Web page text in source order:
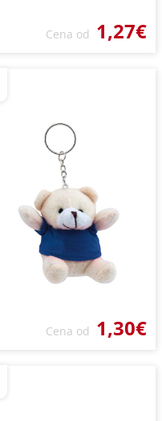
Cena od 1,27€
Cena od 1,30€